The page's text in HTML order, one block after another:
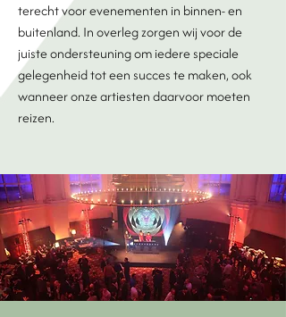
terecht voor evenementen in binnen- en
buitenland. In overleg zorgen wij voor de
juiste ondersteuning om iedere speciale
gelegenheid tot een succes te maken, ook
wanneer onze artiesten daarvoor moeten
reizen.